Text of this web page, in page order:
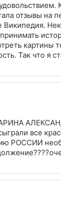
отзывы на
Википедия.
картины
Так что я
все
РОССИИ